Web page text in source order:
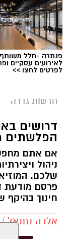
פנתרה -חלל משותף
לאירועים עסקיים
לפרטים לחצו >>
חדשות גדרה
דרושים
הפלשתים
אם אתם
ניהול
שלכם.
פרסם מודעת
חינוך
אלדה נתנאל / 09:43